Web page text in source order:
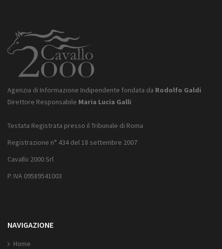
Agenzia di Informazione Indipendente fondata da Rodolfo Galdi
Direttore Responsabile Maria Lucia Galli
Testata Registrata presso il Tribunale di Roma
Registrazione n° 434 del 18 settembre 2007
Cavallo 2000 Srl
P. IVA 09589541003
NAVIGAZIONE
Home